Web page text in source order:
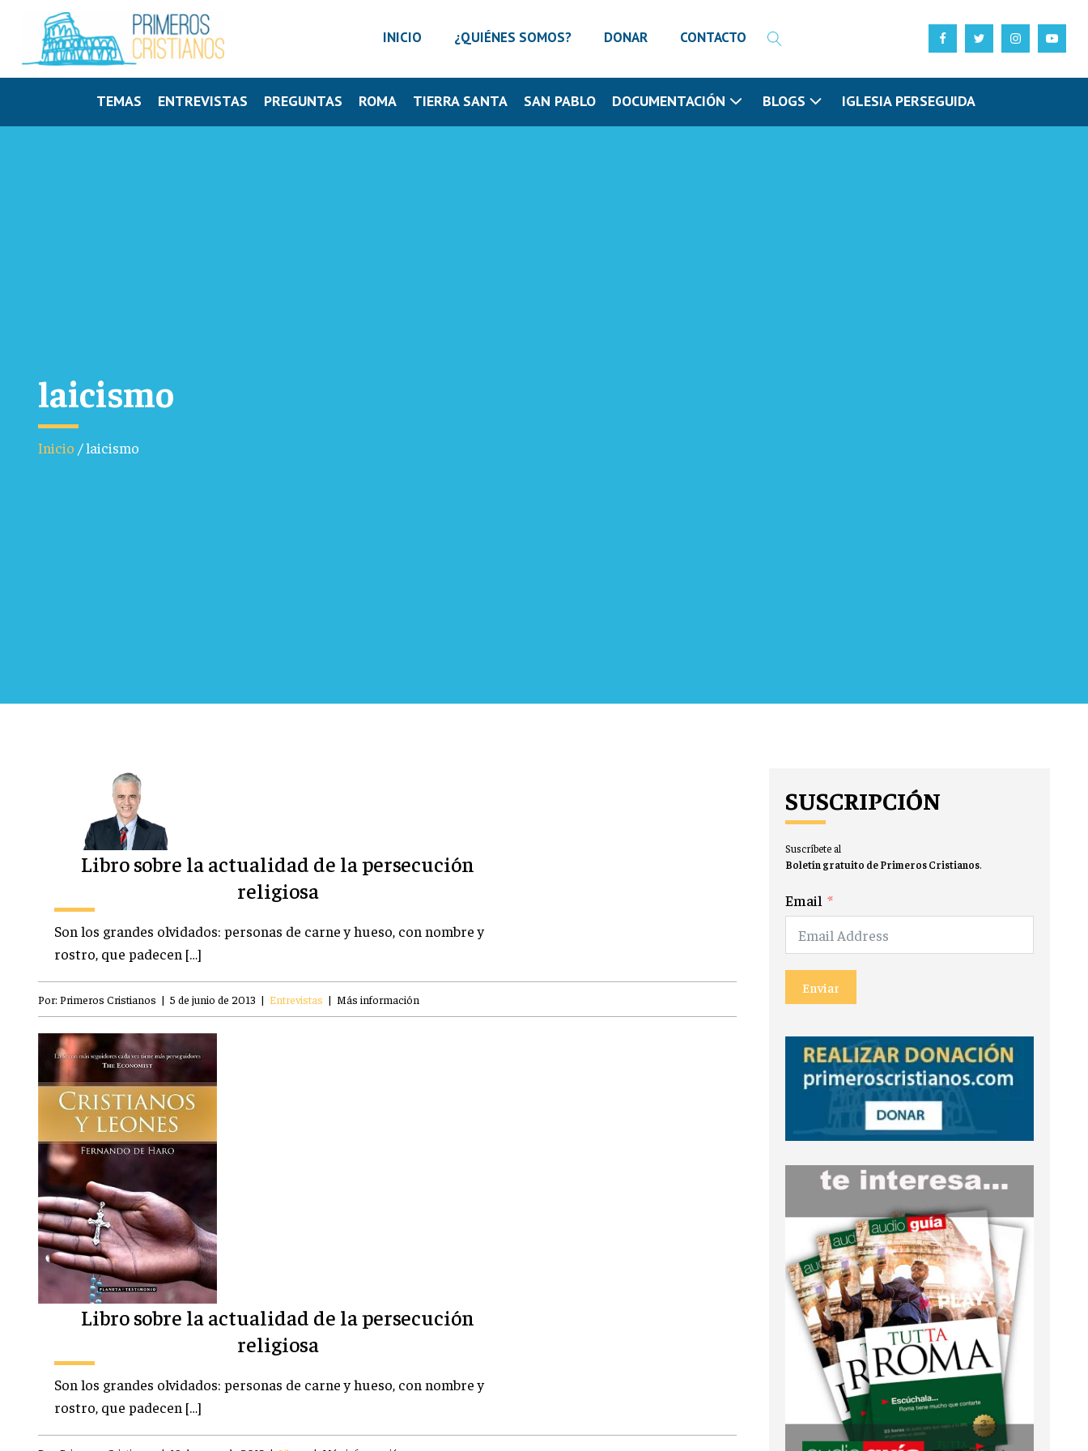
INICIO ¿QUIÉNES SOMOS? DONAR CONTACTO
TEMAS ENTREVISTAS PREGUNTAS ROMA TIERRA SANTA SAN PABLO DOCUMENTACIÓN BLOGS IGLESIA PERSEGUIDA
laicismo
Inicio /laicismo
Libro sobre la actualidad de la persecución
religiosa
Son los grandes olvidados: personas de carne y hueso, con nombre y
rostro, que padecen […]
Por: Primeros Cristianos | 5 de junio de 2013 | Entrevistas | Más información
Libro sobre la actualidad de la persecución
religiosa
Son los grandes olvidados: personas de carne y hueso, con nombre y
rostro, que padecen […]
SUSCRIPCIÓN
Suscríbete al
Boletín gratuito de Primeros Cristianos.
Email
Enviar